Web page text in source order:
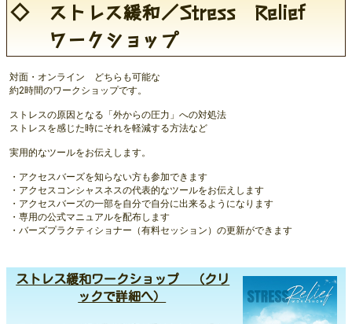
◇ ストレス緩和／Stress Relief
ワークショップ
対面・オンライン どちらも可能な
約2時間のワークショップです。
ストレスの原因となる「外からの圧力」への対処法
ストレスを感じた時にそれを軽減する方法など
実用的なツールをお伝えします。
・アクセスバーズを知らない方も参加できます
・アクセスコンシャスネスの代表的なツールをお伝えします
・アクセスバーズの一部を自分で自分に出来るようになります
・専用の公式マニュアルを配布します
・バーズプラクティショナー（有料セッション）の更新ができます
ストレス緩和ワークショップ （クリ
ックで詳細へ）